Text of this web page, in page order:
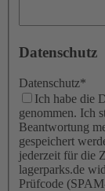
Datenschutz
Datenschutz*
Ich habe die
genommen. Ich
Beantwortung
gespeichert
jederzeit für die
lagerparks.de
Prüfcode